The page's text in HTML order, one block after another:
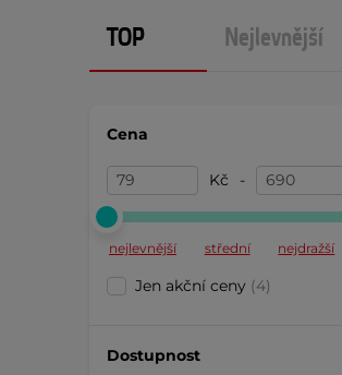
TOP Nejlevnější
Cena
Kč -
nejlevnější střední nejdražší
Jen akční ceny (4)
Dostupnost